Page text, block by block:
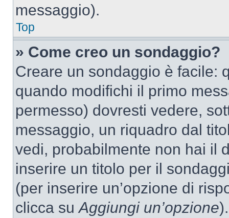
messaggio).
Top
» Come creo un sondaggio?
Creare un sondaggio è facile:
quando modifichi il primo
permesso) dovresti vedere,
messaggio, un riquadro dal
vedi, probabilmente non hai il
inserire un titolo per il
(per inserire un’opzione di
clicca suAggiungi un’opzione